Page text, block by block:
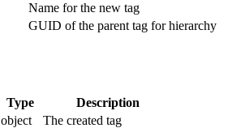
Name for the new tag
GUID of the parent tag for hierarchy
Type Description
object
The created tag